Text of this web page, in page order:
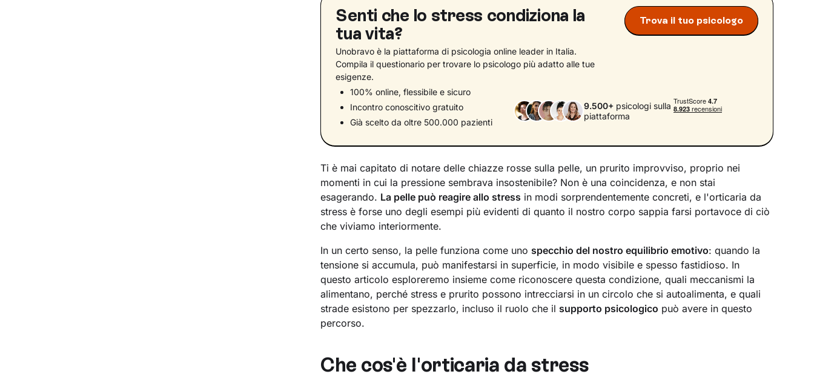
Senti che lo stress condiziona la
tua vita?
Unobravo è la piattaforma di psicologia online leader in Italia.
Compila il questionario per trovare lo psicologo più adatto alle tue
esigenze.
Trova il tuo psicologo
100% online, flessibile e sicuro
Incontro conoscitivo gratuito
Già scelto da oltre 500.000 pazienti
9.500+psicologi sulla
piattaforma
Ti è mai capitato di notare delle chiazze rosse sulla pelle, un prurito improvviso, proprio nei
momenti in cui la pressione sembrava insostenibile? Non è una coincidenza, e non stai
esagerando. La pelle può reagire allo stress in modi sorprendentemente concreti, e l'orticaria da
stress è forse uno degli esempi più evidenti di quanto il nostro corpo sappia farsi portavoce di ciò
che viviamo interiormente.
In un certo senso, la pelle funziona come uno specchio del nostro equilibrio emotivo: quando la
tensione si accumula, può manifestarsi in superficie, in modo visibile e spesso fastidioso. In
questo articolo esploreremo insieme come riconoscere questa condizione, quali meccanismi la
alimentano, perché stress e prurito possono intrecciarsi in un circolo che si autoalimenta, e quali
strade esistono per spezzarlo, incluso il ruolo che il supporto psicologico può avere in questo
percorso.
Che cos'è l'orticaria da stress